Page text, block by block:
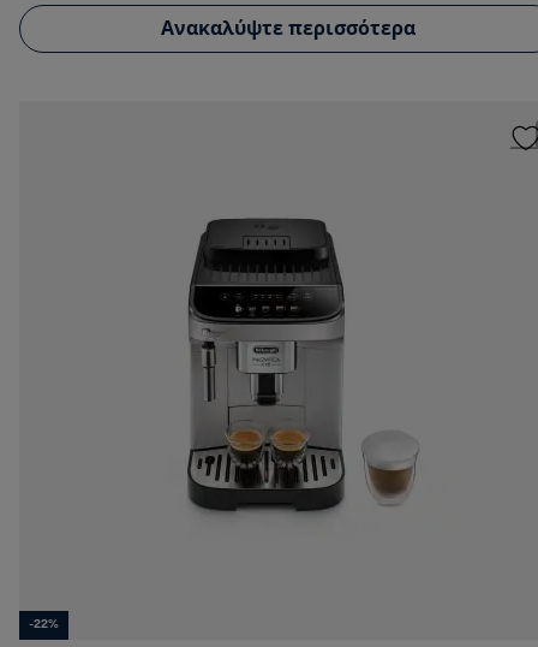
Ανακαλύψτε περισσότερα
-22%